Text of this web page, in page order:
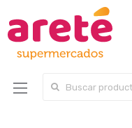
Search for: